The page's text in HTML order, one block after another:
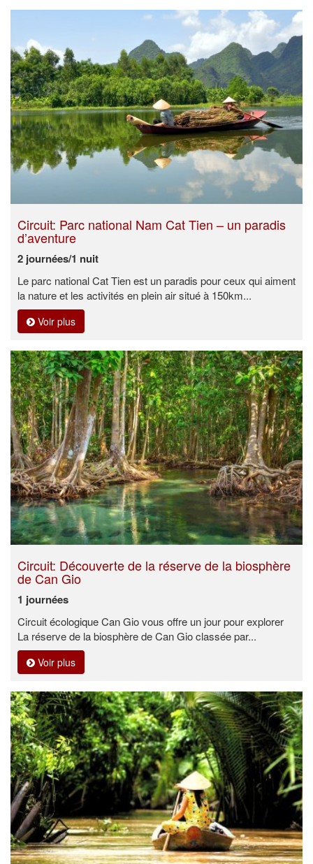
Circuit: Parc national Nam Cat Tien – un paradis
d’aventure
2 journées/1 nuit
Le parc national Cat Tien est un paradis pour ceux qui aiment
la nature et les activités en plein air situé à 150km...
Voir plus
Circuit: Découverte de la réserve de la biosphère
de Can Gio
1 journées
Circuit écologique Can Gio vous offre un jour pour explorer
La réserve de la biosphère de Can Gio classée par...
Voir plus